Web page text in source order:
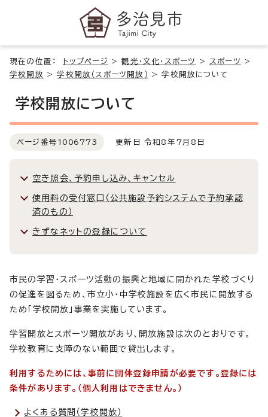
現在の位置： トップページ >観光・文化・スポーツ > スポーツ
>
学校開放 >学校開放（スポーツ開放） >学校開放について
学校開放について
ページ番号 1006773 更新日 令和8年7月8日
空き照会、予約申し込み、キャンセル
使用料の受付窓口（公共施設予約システムで予約承認
済のもの）
きずなネットの登録について
市民の学習・スポーツ活動の振興と地域に開かれた学校づくり
の促進を図るため、市立小・中学校施設を広く市民に開放する
ため「学校開放」事業を実施しています。
学習開放とスポーツ開放があり、開放施設は次のとおりです。
学校教育に支障のない範囲で貸出します。
利用するためには、事前に団体登録申請が必要です。登録には
条件があります。（個人利用はできません。）
よくある質問（学校開放）